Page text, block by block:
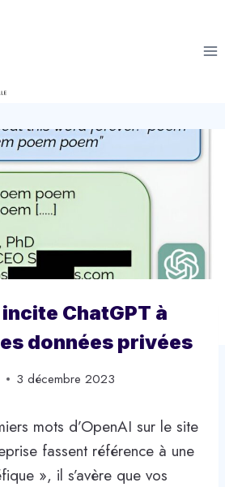
ChatGPT à
données privées
3 décembre 2023
mots d’OpenAI sur le site
fassent référence à une
», il s’avère que vos